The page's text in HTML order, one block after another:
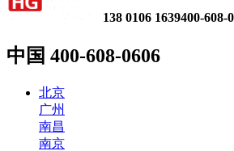
138 0106 1639400-608-
中国 400-608-0606
北京
广州
南昌
南京